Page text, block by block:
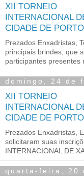
XII TORNEIO
INTERNACIONAL
CIDADE DE
Prezados Enxadristas,
principais brindes, que
participantes presentes
domingo, 24 de
XII TORNEIO
INTERNACIONAL
CIDADE DE
Prezados Enxadristas,
solicitaram suas
INTERNACIONAL DE
quarta-feira, 20